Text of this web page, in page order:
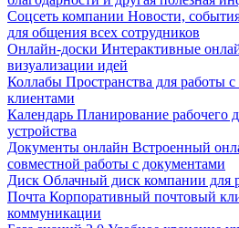
Соцсеть компании Новости,
для общения всех сотрудников
Онлайн-доски Интерактивные
визуализации идей
Коллабы Пространства для работы
клиентами
Календарь Планирование рабочего
устройства
Документы онлайн Встроенный
совместной работы с документами
Диск Облачный диск компании для
Почта Корпоративный почтовый
коммуникации